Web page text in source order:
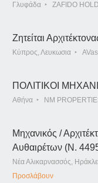
Γλυφάδα ZAFIDO
Ζητείται
Κύπρος, Λευκωσια
ΠΟΛΙΤΙΚΟΙ
Αθήνα NM
Μηχανικός /
Αυθαιρέτων (Ν.
Νέα Αλικαρνασσός,
Προσλάβουν